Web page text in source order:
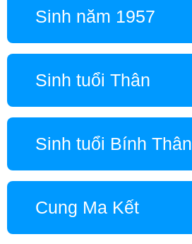
Sinh năm 1957
Sinh tuổi Thân
Sinh tuổi Bính Thân
Cung Ma Kết